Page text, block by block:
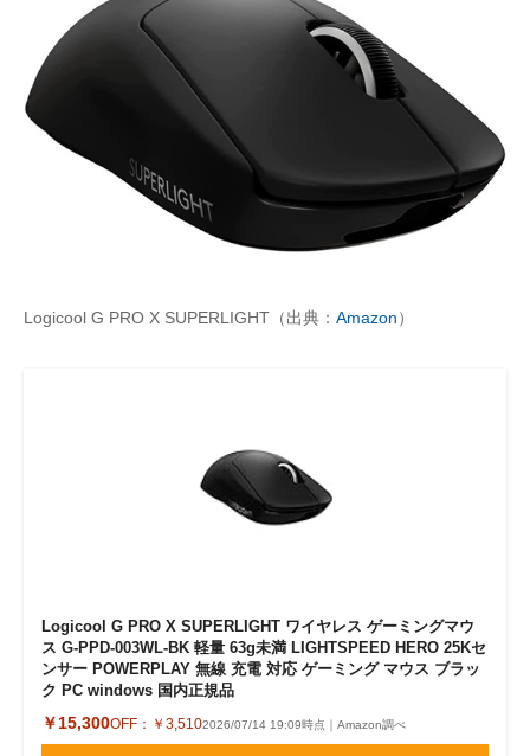
Logicool G PRO X SUPERLIGHT（出典： Amazon）
Logicool G PRO X SUPERLIGHT ワイヤレス ゲーミングマウ
ス G-PPD-003WL-BK 軽量 63g未満 LIGHTSPEED HERO 25Kセ
ンサー POWERPLAY 無線 充電 対応 ゲーミング マウス ブラッ
ク PC windows 国内正規品
￥15,300OFF： ￥3,5102026/07/14 19:09時点｜Amazon調べ